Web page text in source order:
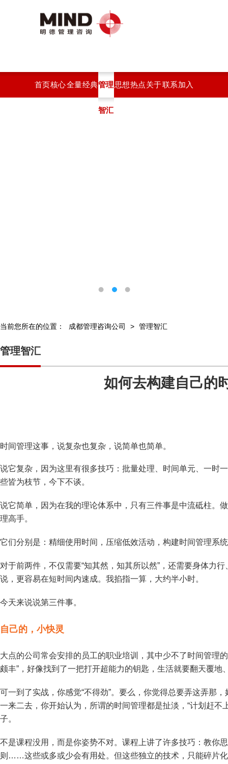
首页核心全量经典管理
智汇
思想热点关于联系加入
当前您所在的位置： 成都管理咨询公司 > 管理智汇
管理智汇
如何去构建自己的
时间管理这事，说复杂也复杂，说简单也简单。
说它复杂，因为这里有很多技巧：批量处理、时间单元、一
些皆为枝节，今下不谈。
说它简单，因为在我的理论体系中，只有三件事是中流砥柱。
理高手。
它们分别是：精细使用时间，压缩低效活动，构建时间管理系
对于前两件，不仅需要“知其然，知其所以然”，还需要身体力
说，更容易在短时间内速成。我掐指一算，大约半小时。
今天来说说第三件事。
自己的，小快灵
大点的公司常会安排的员工的职业培训，其中少不了时间管理
颇丰”，好像找到了一把打开超能力的钥匙，生活就要翻天覆地
可一到了实战，你感觉“不得劲”。要么，你觉得总要弄这弄那
一来二去，你开始认为，所谓的时间管理都是扯淡，“计划赶
子。
不是课程没用，而是你姿势不对。课程上讲了许多技巧：教你
则……这些或多或少会有用处。但这些独立的技术，只能碎片